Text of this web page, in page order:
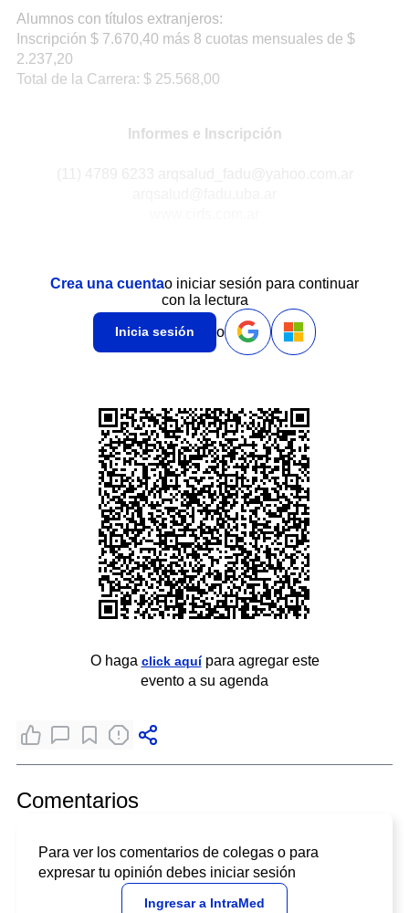
Alumnos con títulos extranjeros:
Inscripción $ 7.670,40 más 8 cuotas mensuales de $
2.237,20
Total de la Carrera: $ 25.568,00
Informes e Inscripción
Crea una cuentao iniciar sesión para continuar
con la lectura
Inicia sesión o
O haga click aquípara agregar este
evento a su agenda
Comentarios
Para ver los comentarios de colegas o para
expresar tu opinión debes iniciar sesión
Ingresar a IntraMed